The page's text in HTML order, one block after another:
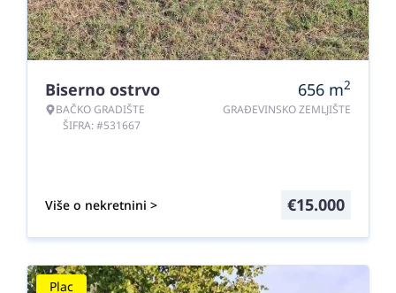
Biserno ostrvo
BAČKO GRADIŠTE
ŠIFRA: #531667
656 m2
GRAĐEVINSKO ZEMLJIŠTE
Više o nekretnini > €15.000
Plac